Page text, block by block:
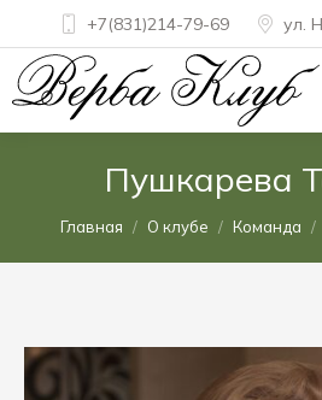
+7(831)214-79-69 ул.
Пушкарева
Вы здесь:
Главная О клубе Команда